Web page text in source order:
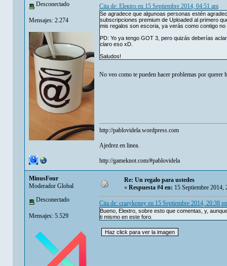
Desconectado
Mensajes: 2.274
Cita de: Eleкtro en 15 Septiembre 2014, 04:51 am
Se agradece que algunoas personas estén
subscripciones premium de Uploaded al primero
mis regalos son escoria, ya verás como contigo
PD: Yo ya tengo GOT 3, pero quizás deberías
claro eso xD.
Saludos!
No veo como te pueden hacer problemas por querer
http://pablovidela.wordpress.com
Ajedrez en linea.
http://gameknot.com/#pablovidela
MinusFour
Moderador Global
Desconectado
Mensajes: 5.529
Re: Un regalo para ustedes
«Respuesta #4 en:15 Septiembre 2014,
Cita de: crazykenny en 15 Septiembre 2014, 20:38
Bueno, Eleкtro, sobre esto que comentas, y,
ti mismo en este foro.